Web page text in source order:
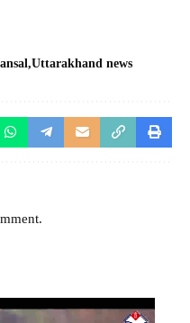
Uttarakhand news